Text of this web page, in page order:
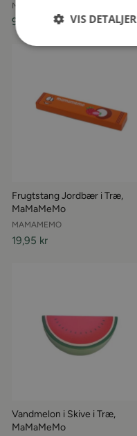
MAMAMEMO
99,95 kr
Frugtstang Jordbær i Træ,
MaMaMeMo
MAMAMEMO
19,95 kr
Vandmelon i Skive i Træ,
MaMaMeMo
VIS DETALJER